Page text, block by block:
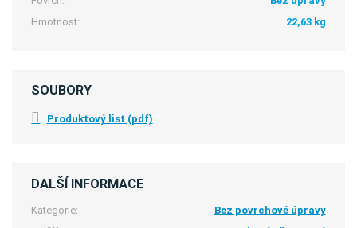
Hmotnost:
22,63 kg
SOUBORY
Produktový list (pdf)
DALŠÍ INFORMACE
Kategorie:
Bez povrchové úpravy